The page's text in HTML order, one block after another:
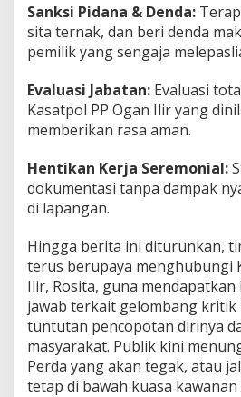
Sanksi Pidana & Denda:
sita ternak, dan beri denda
pemilik yang sengaja
Evaluasi Jabatan: Evaluasi
Kasatpol PP Ogan Ilir yang
memberikan rasa aman.
Hentikan Kerja Seremonial:
dokumentasi tanpa dampak
di lapangan.
Hingga berita ini diturunkan,
terus berupaya menghubungi
Ilir, Rosita, guna
jawab terkait gelombang kritik
tuntutan pencopotan dirinya
masyarakat. Publik kini
Perda yang akan tegak, atau
tetap di bawah kuasa kawanan